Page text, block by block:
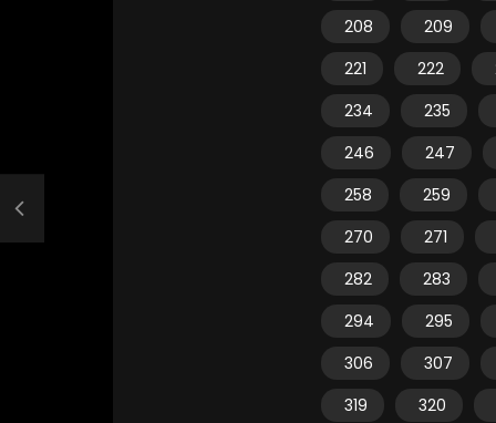
208
209
221
222
234
235
246
247
258
259
270
271
282
283
294
295
306
307
319
320